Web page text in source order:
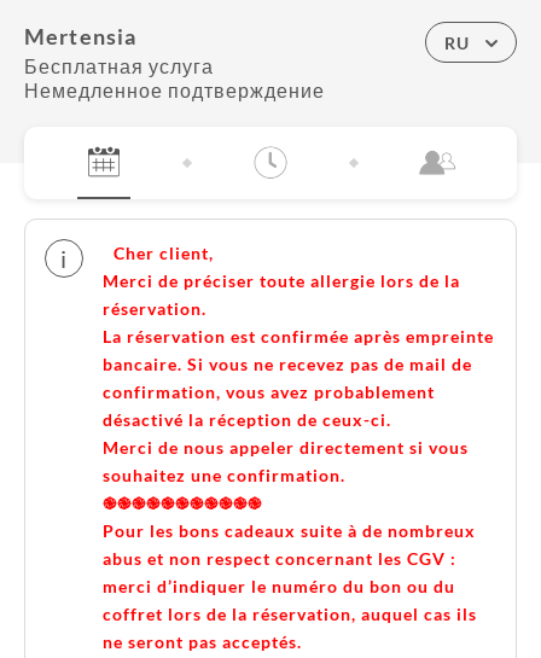
Mertensia
Бесплатная услуга
Немедленное подтверждение
RU
i
Cher client,
Merci de préciser toute allergie lors de la
réservation.
La réservation est confirmée après empreinte
bancaire. Si vous ne recevez pas de mail de
confirmation, vous avez probablement
désactivé la réception de ceux-ci.
Merci de nous appeler directement si vous
souhaitez une confirmation.
֎֎֎֎֎֎֎֎֎֎֎
Pour les bons cadeaux suite à de nombreux
abus et non respect concernant les CGV :
merci d’indiquer le numéro du bon ou du
coffret lors de la réservation, auquel cas ils
ne seront pas acceptés.